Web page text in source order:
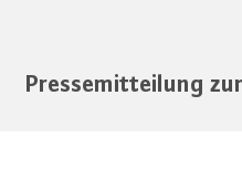
Pressemitteilung